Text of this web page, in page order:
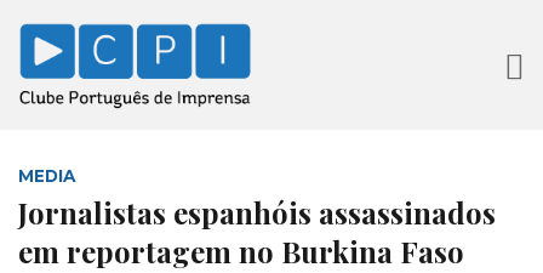
MEDIA
Jornalistas espanhóis assassinados
em reportagem no Burkina Faso